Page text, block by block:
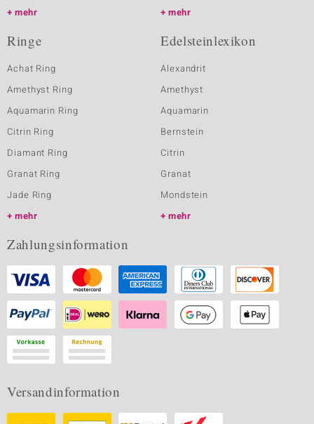
mehr
mehr
Ringe
Achat Ring
Amethyst Ring
Aquamarin Ring
Citrin Ring
Diamant Ring
Granat Ring
Jade Ring
mehr
Edelsteinlexikon
Alexandrit
Amethyst
Aquamarin
Bernstein
Citrin
Granat
Mondstein
mehr
Zahlungsinformation
Versandinformation